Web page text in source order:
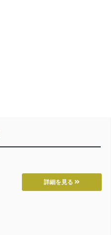
詳細を見る